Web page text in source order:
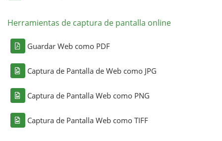
Herramientas de captura de pantalla online
Guardar Web como PDF
Captura de Pantalla de Web como JPG
Captura de Pantalla Web como PNG
Captura de Pantalla Web como TIFF